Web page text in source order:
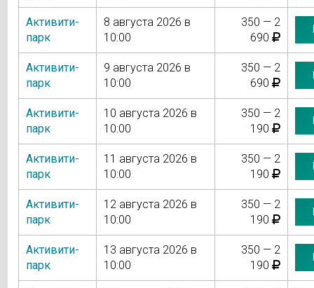
Активити-
парк
8 августа 2026 в
10:00
350 — 2
690
Активити-
парк
9 августа 2026 в
10:00
350 — 2
690
Активити-
парк
10 августа 2026 в
10:00
350 — 2
190
Активити-
парк
11 августа 2026 в
10:00
350 — 2
190
Активити-
парк
12 августа 2026 в
10:00
350 — 2
190
Активити-
парк
13 августа 2026 в
10:00
350 — 2
190